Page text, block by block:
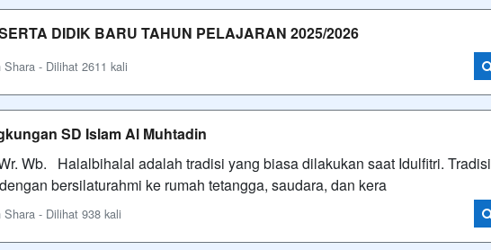
DIDIK BARU TAHUN PELAJARAN 2025/2026
- Dilihat 2611 kali
SD Islam Al Muhtadin
Wb. Halalbihalal adalah tradisi yang biasa dilakukan saat Idulfitri. Tradisi
bersilaturahmi ke rumah tetangga, saudara, dan kera
- Dilihat 938 kali